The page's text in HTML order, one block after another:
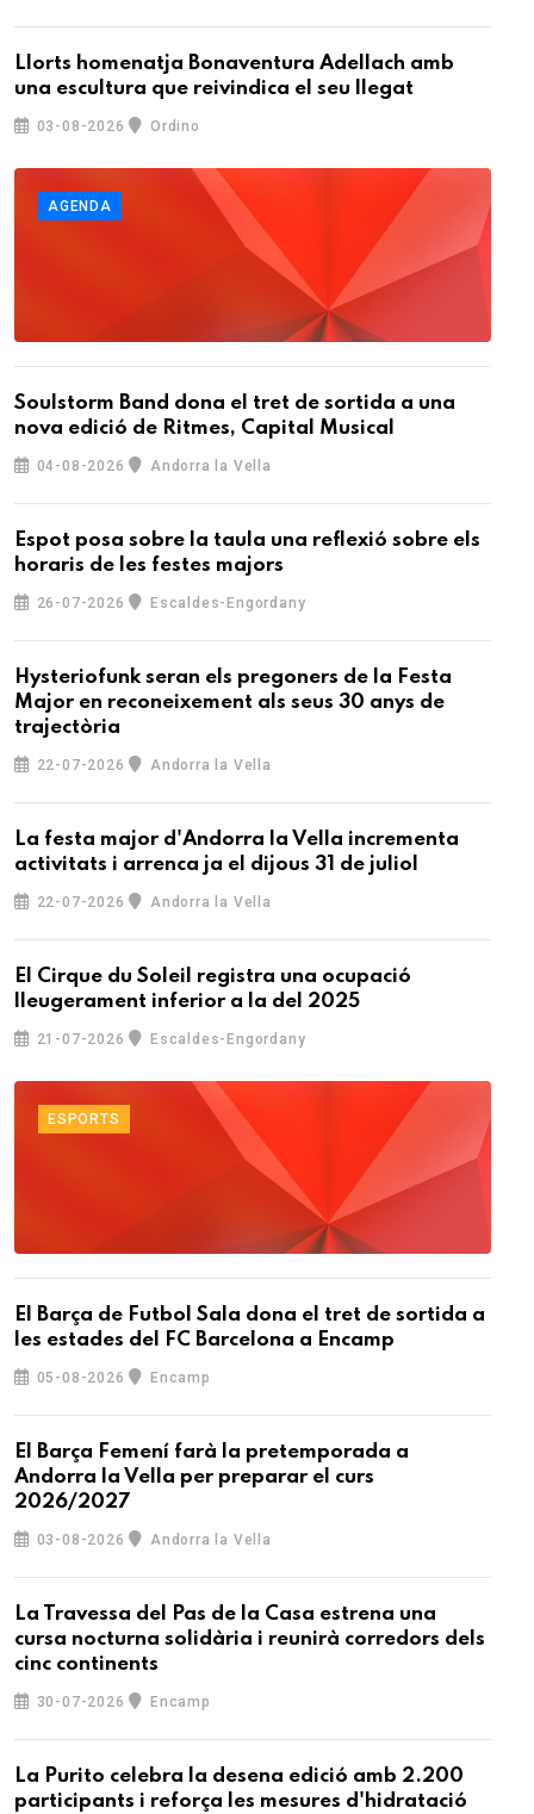
Llorts homenatja Bonaventura Adellach amb
una escultura que reivindica el seu llegat
03-08-2026 Ordino
AGENDA
Soulstorm Band dona el tret de sortida a una
nova edició de Ritmes, Capital Musical
04-08-2026 Andorra la Vella
Espot posa sobre la taula una reflexió sobre els
horaris de les festes majors
26-07-2026 Escaldes-Engordany
Hysteriofunk seran els pregoners de la Festa
Major en reconeixement als seus 30 anys de
trajectòria
22-07-2026 Andorra la Vella
La festa major d'Andorra la Vella incrementa
activitats i arrenca ja el dijous 31 de juliol
22-07-2026 Andorra la Vella
El Cirque du Soleil registra una ocupació
lleugerament inferior a la del 2025
21-07-2026 Escaldes-Engordany
ESPORTS
El Barça de Futbol Sala dona el tret de sortida a
les estades del FC Barcelona a Encamp
05-08-2026 Encamp
El Barça Femení farà la pretemporada a
Andorra la Vella per preparar el curs
2026/2027
03-08-2026 Andorra la Vella
La Travessa del Pas de la Casa estrena una
cursa nocturna solidària i reunirà corredors dels
cinc continents
30-07-2026 Encamp
La Purito celebra la desena edició amb 2.200
participants i reforça les mesures d'hidratació